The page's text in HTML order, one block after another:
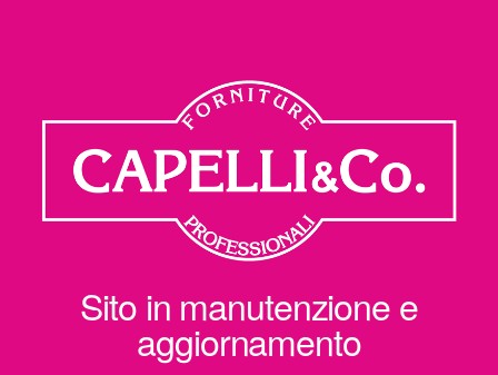
Sito in manutenzione e
aggiornamento